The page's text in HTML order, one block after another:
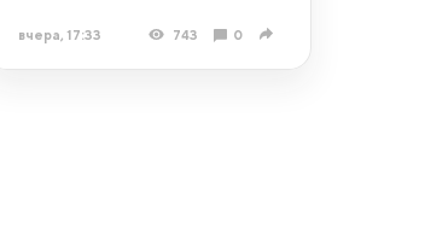
вчера, 17:33 743 0